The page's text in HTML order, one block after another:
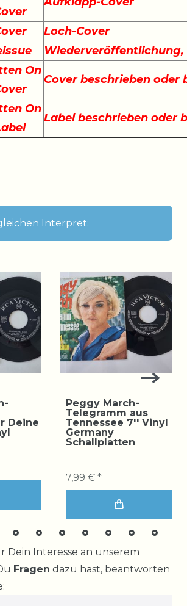
Loch-Cover
On
Cover beschrieben
On
Label beschrieben oder
Interpret:
Deine
Peggy March-
Telegramm aus
Tennessee 7'' Vinyl
Germany
Schallplatten
7,99 € *
Dein Interesse an unserem
Fragen dazu hast, beantworten